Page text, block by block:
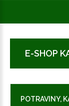
E-SHOP
POTRAVINY,